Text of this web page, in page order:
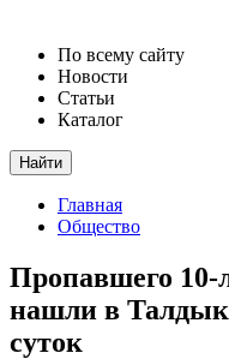
По всему сайту
Новости
Статьи
Каталог
Найти
Главная
Общество
Пропавшего 10-
нашли в
суток